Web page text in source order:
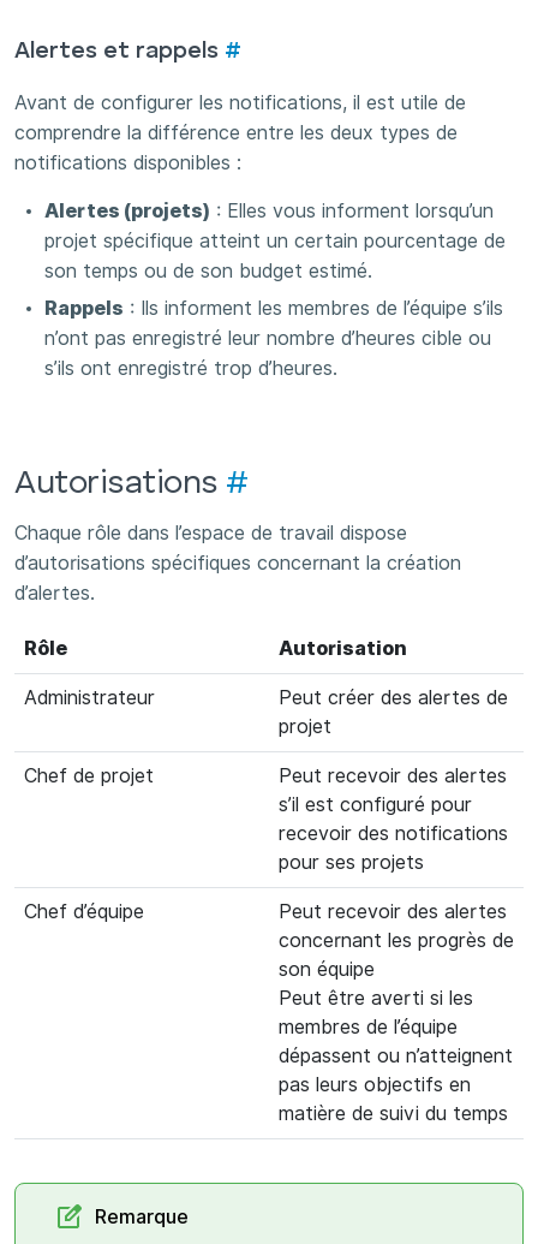
Alertes et rappels #
Avant de configurer les notifications, il est utile de
comprendre la différence entre les deux types de
notifications disponibles :
Alertes (projets) : Elles vous informent lorsqu’un
projet spécifique atteint un certain pourcentage de
son temps ou de son budget estimé.
Rappels : Ils informent les membres de l’équipe s’ils
n’ont pas enregistré leur nombre d’heures cible ou
s’ils ont enregistré trop d’heures.
Autorisations #
Chaque rôle dans l’espace de travail dispose
d’autorisations spécifiques concernant la création
d’alertes.
Rôle Autorisation
Administrateur
Peut créer des alertes de
projet
Chef de projet
Peut recevoir des alertes
s’il est configuré pour
recevoir des notifications
pour ses projets
Chef d’équipe
Peut recevoir des alertes
concernant les progrès de
son équipe
Peut être averti si les
membres de l’équipe
dépassent ou n’atteignent
pas leurs objectifs en
matière de suivi du temps
Remarque